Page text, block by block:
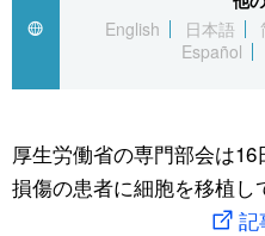
文化
動画/Live
スポーツ・東京2020
English
日本語
Español
厚生労働省の専門部会は
損傷の患者に細胞を移植
記